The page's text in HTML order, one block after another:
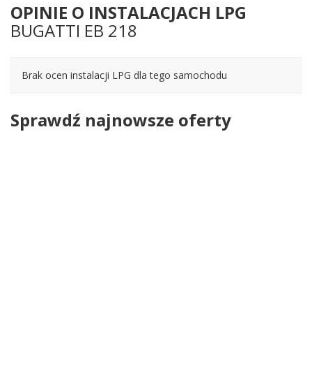
OPINIE O INSTALACJACH LPG
BUGATTI EB 218
Brak ocen instalacji LPG dla tego samochodu
Sprawdź najnowsze oferty